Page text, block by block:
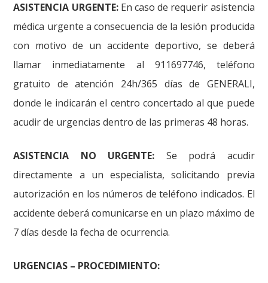
ASISTENCIA URGENTE:En caso de requerir asistencia
médica urgente a consecuencia de la lesión producida
con motivo de un accidente deportivo, se deberá
llamar inmediatamente al 911697746, teléfono
gratuito de atención 24h/365 días de GENERALI,
donde le indicarán el centro concertado al que puede
acudir de urgencias dentro de las primeras 48 horas.
ASISTENCIA NO URGENTE: Se podrá acudir
directamente a un especialista, solicitando previa
autorización en los números de teléfono indicados. El
accidente deberá comunicarse en un plazo máximo de
7 días desde la fecha de ocurrencia.
URGENCIAS – PROCEDIMIENTO: